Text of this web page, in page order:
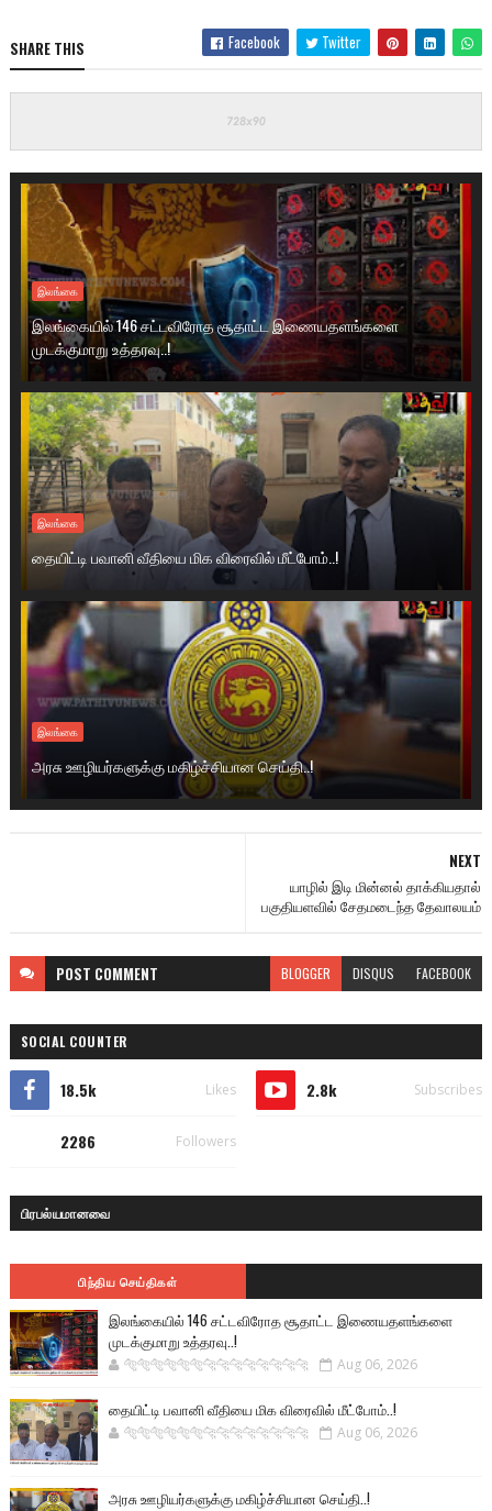
SHARE THIS Facebook Twitter
இலங்கை
இலங்கையில் 146 சட்டவிரோத சூதாட்ட இணையதளங்களை
முடக்குமாறு உத்தரவு..!
இலங்கை
தையிட்டி பவானி வீதியை மிக விரைவில் மீட்போம்..!
இலங்கை
அரசு ஊழியர்களுக்கு மகிழ்ச்சியான செய்தி..!
NEXT
யாழில் இடி மின்னல் தாக்கியதால்
பகுதியளவில் சேதமடைந்த தேவாலயம்
POST COMMENT BLOGGER DISQUS FACEBOOK
SOCIAL COUNTER
18.5k Likes 2.8k Subscribes
2286 Followers
பிரபல்யமானவை
பிந்திய செய்திகள்
இலங்கையில் 146 சட்டவிரோத சூதாட்ட இணையதளங்களை
முடக்குமாறு உத்தரவு..!
🐅🐅🐅🐅🐅🐅🐆🐆🐆🐆🐆🐆🐆🐆 Aug 06, 2026
தையிட்டி பவானி வீதியை மிக விரைவில் மீட்போம்..!
🐅🐅🐅🐅🐅🐅🐆🐆🐆🐆🐆🐆🐆🐆 Aug 06, 2026
அரசு ஊழியர்களுக்கு மகிழ்ச்சியான செய்தி..!